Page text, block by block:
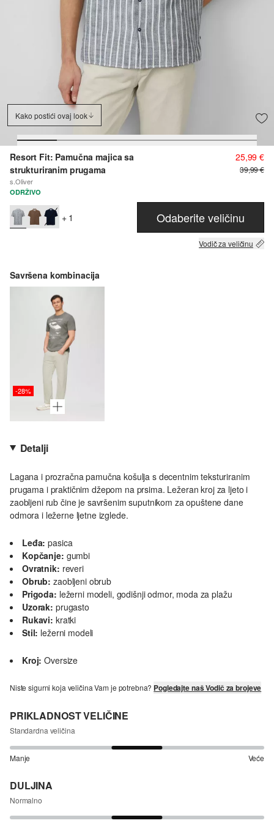
Kako postići ovaj look
Resort Fit: Pamučna majica sa
strukturiranim prugama
s.Oliver
25,99 €
39,99 €
ODRŽIVO
+ 1 Odaberite veličinu
Vodič za veličinu
Savršena kombinacija
-28%
Detalji
Lagana i prozračna pamučna košulja s decentnim teksturiranim
prugama i praktičnim džepom na prsima. Ležeran kroj za ljeto i
zaobljeni rub čine je savršenim suputnikom za opuštene dane
odmora i ležerne ljetne izglede.
Leđa: pasica
Kopčanje: gumbi
Ovratnik: reveri
Obrub: zaobljeni obrub
Prigoda: ležerni modeli, godišnji odmor, moda za plažu
Uzorak: prugasto
Rukavi: kratki
Stil: ležerni modeli
Kroj: Oversize
Niste sigurni koja veličina Vam je potrebna? Pogledajte naš Vodič za brojeve
PRIKLADNOST VELIČINE
Standardna veličina
Manje Veće
DULJINA
Normalno